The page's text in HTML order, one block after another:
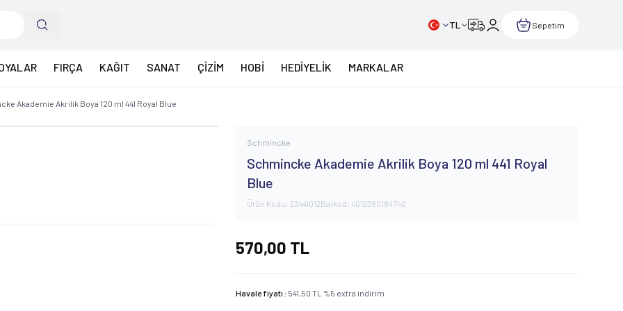
TL Sepetim
FIRÇA KAĞIT SANAT ÇİZİM HOBİ HEDİYELİK MARKALAR
Akademie Akrilik Boya 120 ml 441 Royal Blue
Schmincke
Schmincke Akademie Akrilik Boya 120 ml 441 Royal
Blue
Ürün Kodu:23441012Barkod:4012380184740
570,00 TL
Havale fiyatı : 541,50 TL %5 extra indirim